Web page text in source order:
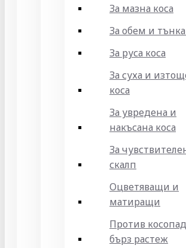
За мазна коса
За обем и тънка
За руса коса
За суха и
коса
За увредена и
накъсана коса
За
скалп
Оцветяващи и
матиращи
Против
бърз растеж